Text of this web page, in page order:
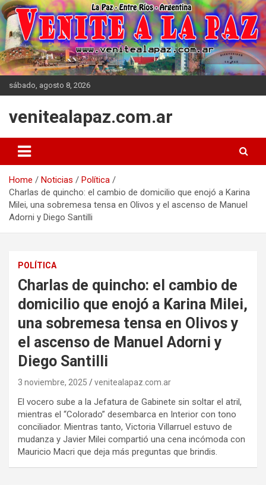
Skip
to
content
sábado, agosto 8, 2026
venitealapaz.com.ar
Home Noticias
Política
Charlas de quincho: el cambio de domicilio que enojó a Karina
Milei, una sobremesa tensa en Olivos y el ascenso de Manuel
Adorni y Diego Santilli
POLÍTICA
Charlas de quincho: el cambio de
domicilio que enojó a Karina Milei,
una sobremesa tensa en Olivos y
el ascenso de Manuel Adorni y
Diego Santilli
3 noviembre, 2025 venitealapaz.com.ar
El vocero sube a la Jefatura de Gabinete sin soltar el atril,
mientras el “Colorado” desembarca en Interior con tono
conciliador. Mientras tanto, Victoria Villarruel estuvo de
mudanza y Javier Milei compartió una cena incómoda con
Mauricio Macri que deja más preguntas que brindis.